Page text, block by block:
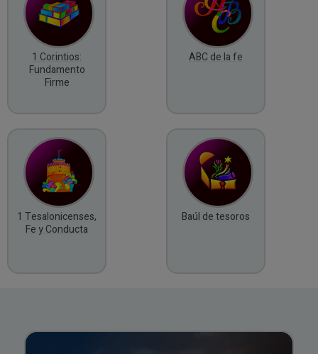
1 Corintios:
Fundamento
Firme
1 Tesalonicenses,
Fe y Conducta
ABC de la fe
Baúl de tesoros